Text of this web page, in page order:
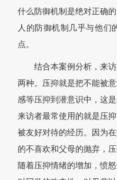
什么防御机制是绝对正确
人的防御机制几乎与他们
点。
结合本案例分析，来
两种。压抑就是把不能被
感等压抑到潜意识中，这
来访者最常使用的就是压
被友好对待的经历。因为
的不喜欢和父母的抛弃，
随着压抑情绪的增加，愤